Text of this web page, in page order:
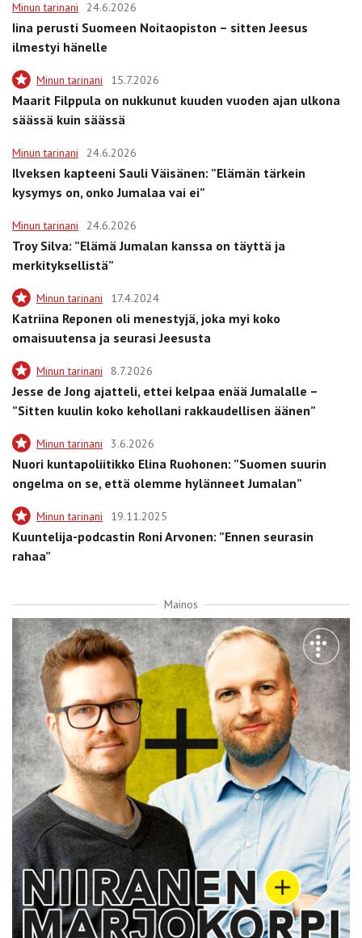
Minun tarinani 24.6.2026
Iina perusti Suomeen Noitaopiston – sitten Jeesus
ilmestyi hänelle
Minun tarinani 15.7.2026
Maarit Filppula on nukkunut kuuden vuoden ajan ulkona
säässä kuin säässä
Minun tarinani 24.6.2026
Ilveksen kapteeni Sauli Väisänen: ”Elämän tärkein
kysymys on, onko Jumalaa vai ei”
Minun tarinani 24.6.2026
Troy Silva: ”Elämä Jumalan kanssa on täyttä ja
merkityksellistä”
Minun tarinani 17.4.2024
Katriina Reponen oli menestyjä, joka myi koko
omaisuutensa ja seurasi Jeesusta
Minun tarinani 8.7.2026
Jesse de Jong ajatteli, ettei kelpaa enää Jumalalle –
”Sitten kuulin koko kehollani rakkaudellisen äänen”
Minun tarinani 3.6.2026
Nuori kuntapoliitikko Elina Ruohonen: ”Suomen suurin
ongelma on se, että olemme hylänneet Jumalan”
Minun tarinani 19.11.2025
Kuuntelija-podcastin Roni Arvonen: ”Ennen seurasin
rahaa”
Mainos